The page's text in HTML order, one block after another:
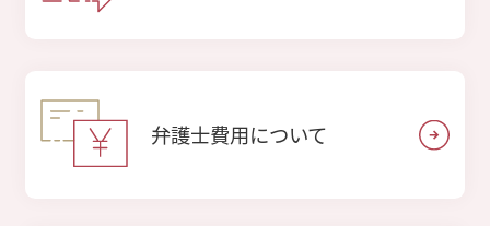
弁護士費用について